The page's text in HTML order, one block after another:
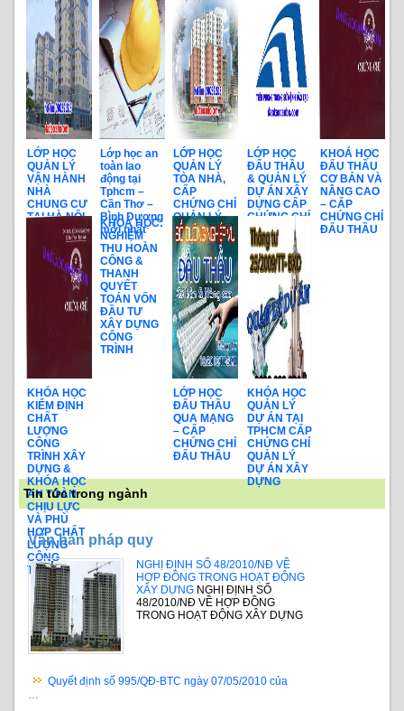
LỚP HỌC
QUẢN LÝ
VẬN HÀNH
NHÀ
CHUNG CƯ
TẠI HÀ NỘI
KHAI GIẢNG
THÁNG
Lớp học an
toàn lao
động tại
Tphcm –
Cần Thơ –
Bình Dương
mới nhất
LỚP HỌC
QUẢN LÝ
TÒA NHÀ,
CẤP
CHỨNG CHỈ
QUẢN LÝ
TÒA NHÀ
LỚP HỌC
ĐẤU THẦU
& QUẢN LÝ
DỰ ÁN XÂY
DỰNG CẤP
CHỨNG CHỈ
ĐẤU THẦU
VÀ QUẢN
LÝ DỰ ÁN
KHOÁ HỌC
ĐẤU THẦU
CƠ BẢN VÀ
NÂNG CAO
– CẤP
CHỨNG CHỈ
ĐẤU THẦU
KHÓA HỌC
KIỂM ĐỊNH
CHẤT
LƯỢNG
CÔNG
TRÌNH XÂY
DỰNG &
KHÓA HỌC
AN TOÀN
CHỊU LỰC
VÀ PHÙ
HỢP CHẤT
LƯỢNG
CÔNG
TRÌNH
KHOÁ HỌC:
NGHIỆM
THU HOÀN
CÔNG &
THANH
QUYẾT
TOÁN VỐN
ĐẦU TƯ
XÂY DỰNG
CÔNG
TRÌNH
LỚP HỌC
ĐẤU THẦU
QUA MẠNG
– CẤP
CHỨNG CHỈ
ĐẤU THẦU
KHÓA HỌC
QUẢN LÝ
DỰ ÁN TẠI
TPHCM CẤP
CHỨNG CHỈ
QUẢN LÝ
DỰ ÁN XÂY
DỰNG
Tin tức trong ngành
Văn bản pháp quy
NGHỊ ĐỊNH SỐ 48/2010/NĐ VỀ
HỢP ĐỒNG TRONG HOẠT ĐỘNG
XÂY DỰNG NGHỊ ĐỊNH SỐ
48/2010/NĐ VỀ HỢP ĐỒNG
TRONG HOẠT ĐỘNG XÂY DỰNG
Quyết định số 995/QĐ-BTC ngày 07/05/2010 của
…